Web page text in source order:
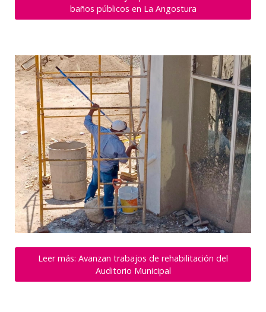
baños públicos en La Angostura
Leer más: Avanzan trabajos de rehabilitación del
Auditorio Municipal